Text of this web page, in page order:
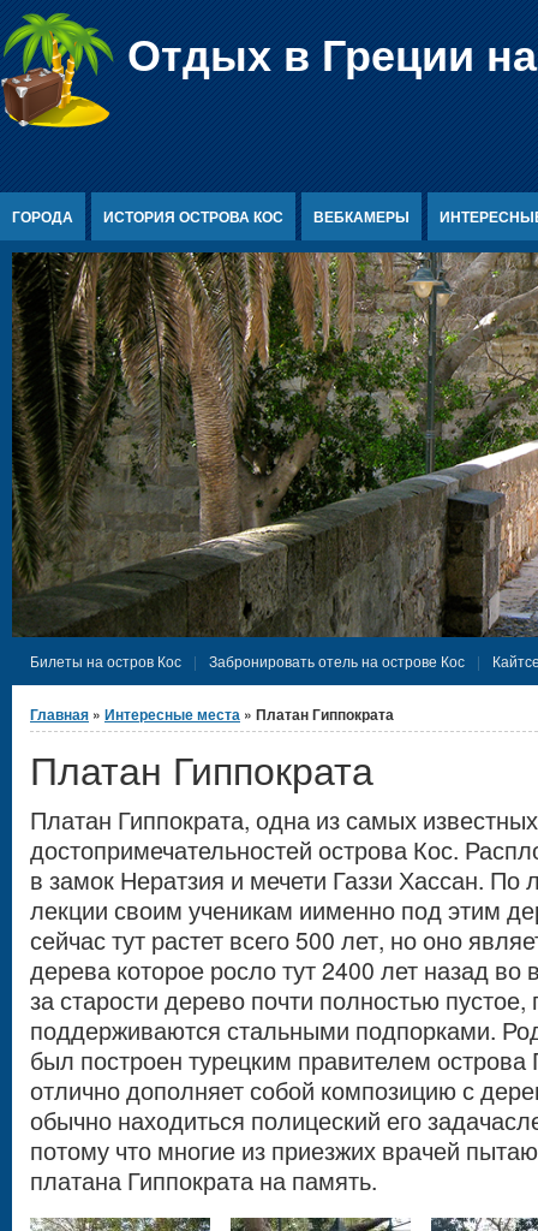
Перейти к содержимомуОтдых в Греции
ГОРОДА ИСТОРИЯ ОСТРОВА КОС ВЕБКАМЕРЫ
Билеты на остров Кос Забронировать отель на острове Кос
Вы здесь
Главная » Интересные места » Платан Гиппократа
Платан Гиппократа
Платан Гиппократа, одна из самых
достопримечательностей острова Кос.
в замок Нератзия и мечети Газзи Хассан. По
лекции своим ученикам иименно под этим
сейчас тут растет всего 500 лет, но оно
дерева которое росло тут 2400 лет назад во
за старости дерево почти полностью
поддерживаются стальными подпорками.
был построен турецким правителем острова
отлично дополняет собой композицию с
обычно находиться полицеский его
потому что многие из приезжих врачей
платана Гиппократа на память.